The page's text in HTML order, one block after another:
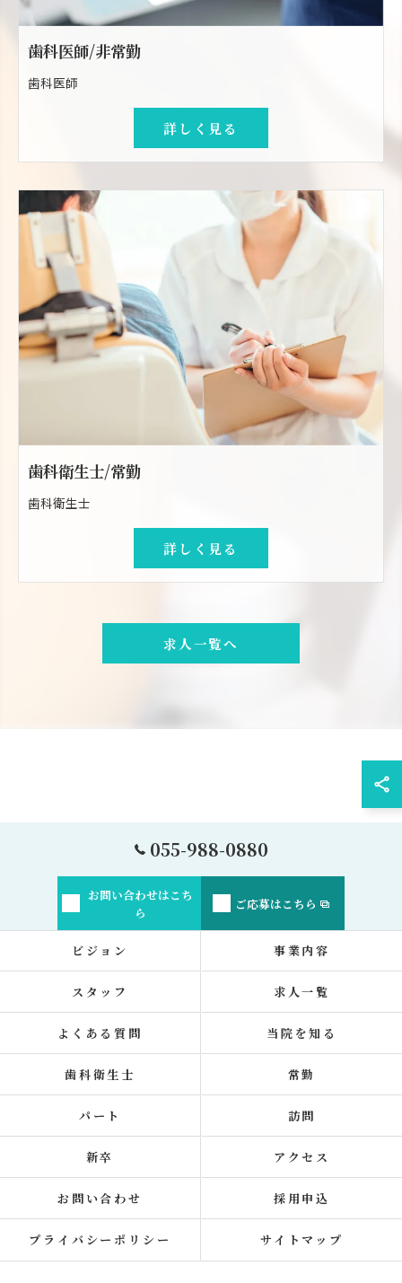
歯科医師/非常勤
歯科医師
詳しく見る
歯科衛生士/常勤
歯科衛生士
詳しく見る
求人一覧へ
055-988-0880
お問い合わせはこち
ら
ご応募はこちら
ビジョン 事業内容
スタッフ 求人一覧
よくある質問 当院を知る
歯科衛生士 常勤
パート 訪問
新卒 アクセス
お問い合わせ 採用申込
プライバシーポリシー サイトマップ